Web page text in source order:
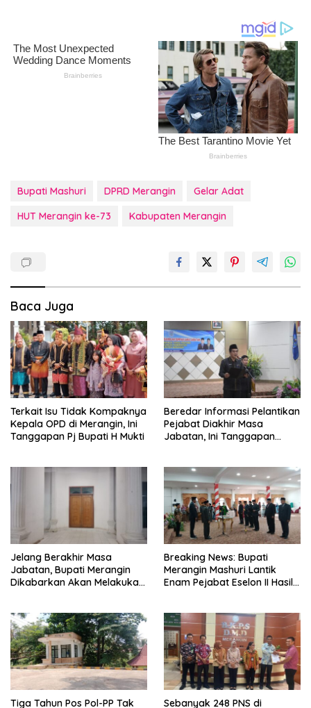
Bupati Mashuri DPRD Merangin
Gelar Adat
HUT Merangin ke-73
Kabupaten Merangin
Baca Juga
Terkait Isu Tidak Kompaknya
Kepala OPD di Merangin, Ini
Tanggapan Pj Bupati H Mukti
Beredar Informasi Pelantikan
Pejabat Diakhir Masa
Jabatan, Ini Tanggapan
Jelang Berakhir Masa
Jabatan, Bupati Merangin
Dikabarkan Akan Melakukan
Breaking News: Bupati
Merangin Mashuri Lantik
Enam Pejabat Eselon II Hasil
Tiga Tahun Pos Pol-PP Tak Sebanyak 248 PNS di